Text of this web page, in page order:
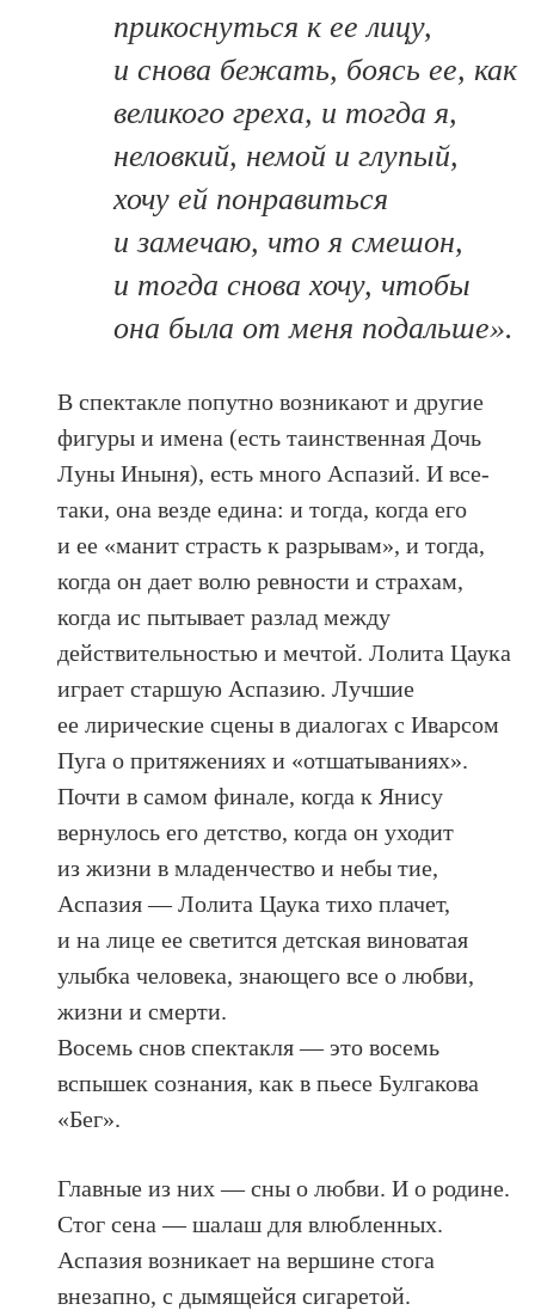
прикоснуться к ее лицу,
и снова бежать, боясь ее, как
великого греха, и тогда я,
неловкий, немой и глупый,
хочу ей понравиться
и замечаю, что я смешон,
и тогда снова хочу, чтобы
она была от меня подальше».
В спектакле попутно возникают и другие
фигуры и имена (есть таинственная Дочь
Луны Иныня), есть много Аспазий. И все-
таки, она везде едина: и тогда, когда его
и ее «манит страсть к разрывам», и тогда,
когда он дает волю ревности и страхам,
когда ис пытывает разлад между
действительностью и мечтой. Лолита Цаука
играет старшую Аспазию. Лучшие
ее лирические сцены в диалогах с Иварсом
Пуга о притяжениях и «отшатываниях».
Почти в самом финале, когда к Янису
вернулось его детство, когда он уходит
из жизни в младенчество и небы тие,
Аспазия — Лолита Цаука тихо плачет,
и на лице ее светится детская виноватая
улыбка человека, знающего все о любви,
жизни и смерти.
Восемь снов спектакля — это восемь
вспышек сознания, как в пьесе Булгакова
«Бег».
Главные из них — сны о любви. И о родине.
Стог сена — шалаш для влюбленных.
Аспазия возникает на вершине стога
внезапно, с дымящейся сигаретой.